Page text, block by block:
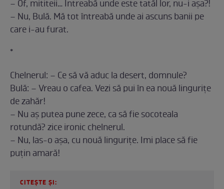
– Of, mititeii… Întreabă unde este tatăl lor, nu-i așa?!
– Nu, Bulă. Mă tot întreabă unde ai ascuns banii pe
care i-au furat.
*
Chelnerul: – Ce să vă aduc la desert, domnule?
Bulă: – Vreau o cafea. Vezi să pui în ea nouă lingurițe
de zahăr!
– Nu aș putea pune zece, ca să fie socoteala
rotundă? zice ironic chelnerul.
– Nu, las-o așa, cu nouă lingurițe. Imi place să fie
puțin amară!
CITEȘTE ȘI: